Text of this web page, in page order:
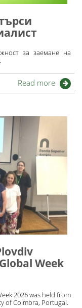
за заемане на
Read more
Week
2026 was held from
of Coimbra, Portugal.